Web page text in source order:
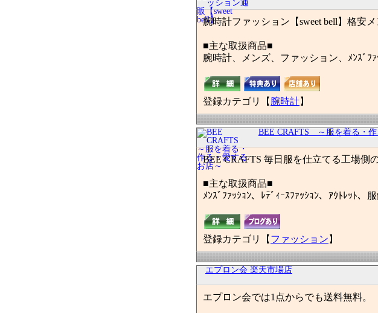
腕時計ファッション【sweet bell】格安メ
■主な取扱商品■
腕時計、メンズ、ファッション、ﾒﾝｽﾞﾌｧ
登録カテゴリ【 腕時計】
BEE CRAFTS ～服を着る・作
BEE CRAFTS 毎日服を仕立てる工場側
■主な取扱商品■
ﾒﾝｽﾞﾌｧｯｼｮﾝ、ﾚﾃﾞｨｰｽﾌｧｯｼｮﾝ、ｱｳﾄﾚｯﾄ、
登録カテゴリ【 ファッション 】
エプロン会 楽天市場店
エプロン会では1点からでも送料無料。